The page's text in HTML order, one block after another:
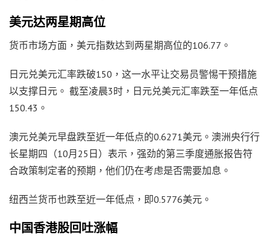
美元达两星期高位
货币市场方面，美元指数达到两星期高位的106.77。
日元兑美元汇率跌破150，这一水平让交易员警惕干预措施
以支撑日元。 截至凌晨3时，日元兑美元汇率跌至一年低点
150.43。
澳元兑美元早盘跌至近一年低点的0.6271美元。澳洲央行行
长星期四（10月25日）表示，强劲的第三季度通胀报告符
合政策制定者的预期，他们仍在考虑是否需要加息。
纽西兰货币也跌至近一年低点，即0.5776美元。
中国香港股回吐涨幅